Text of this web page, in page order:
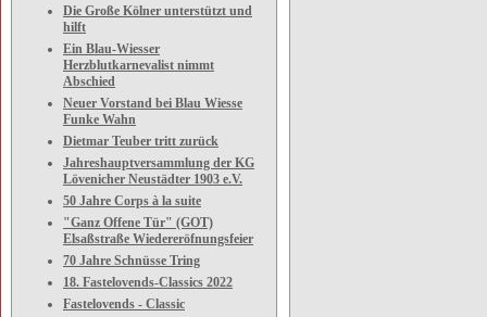
Die Große Kölner unterstützt und
hilft
Ein Blau-Wiesser
Herzblutkarnevalist nimmt
Abschied
Neuer Vorstand bei Blau Wiesse
Funke Wahn
Dietmar Teuber tritt zurück
Jahreshauptversammlung der KG
Lövenicher Neustädter 1903 e.V.
50 Jahre Corps à la suite
"Ganz Offene Tür" (GOT)
Elsaßstraße Wiedereröfnungsfeier
70 Jahre Schnüsse Tring
18. Fastelovends-Classics 2022
Fastelovends - Classic